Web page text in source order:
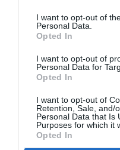
I want to opt-out of
Personal Data.
Opted In
I want to opt-out of
Personal Data for
Opted In
I want to opt-out of
Retention, Sale, and/
Personal Data that Is
Purposes for which it
Opted In
a commenté :
Voilà qui semble justifier
https://twitter.com/
http://avherald.com/img/
euoe_london_130524_5.jpg